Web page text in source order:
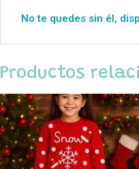
No te quedes sin él,
Productos